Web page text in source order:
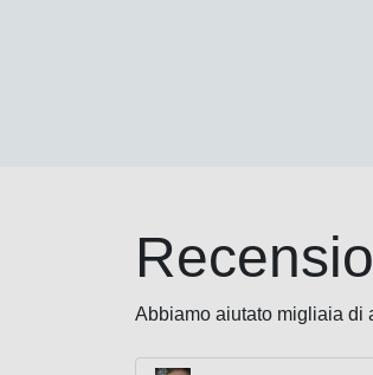
Abbiamo aiutato migliaia di